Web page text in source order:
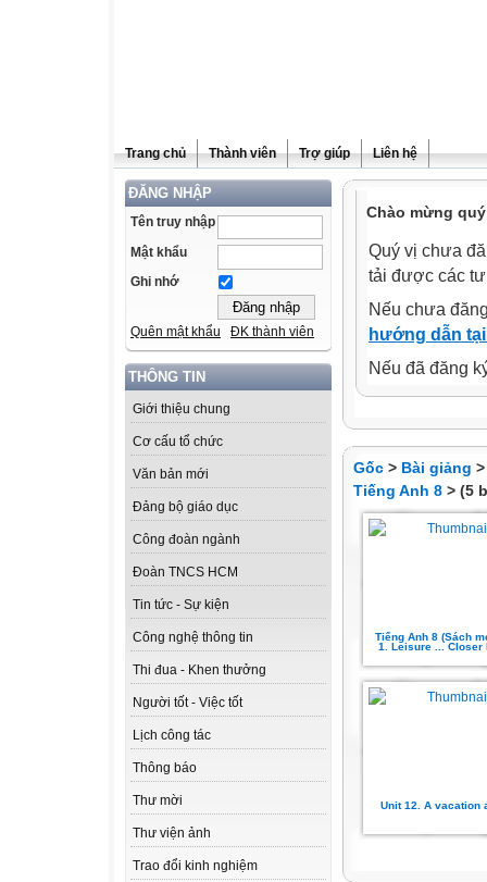
Trang chủ Thành viên Trợ giúp Liên hệ
ĐĂNG NHẬP
Tên truy nhập
Mật khẩu
Ghi nhớ
Quên mật khẩu ĐK thành viên
THÔNG TIN
Giới thiệu chung
Cơ cấu tổ chức
Văn bản mới
Đảng bộ giáo dục
Công đoàn ngành
Đoàn TNCS HCM
Tin tức - Sự kiện
Công nghệ thông tin
Thi đua - Khen thưởng
Người tốt - Việc tốt
Lịch công tác
Thông báo
Thư mời
Thư viện ảnh
Trao đổi kinh nghiệm
Chào mừng
Quý vị chưa
tải được các
Nếu chưa
hướng dẫn
Nếu đã đăng
Gốc > Bài giảng
Tiếng Anh 8 > (5
Tiếng Anh 8 (Sách
1. Leisure ... Closer
Unit 12. A vacation